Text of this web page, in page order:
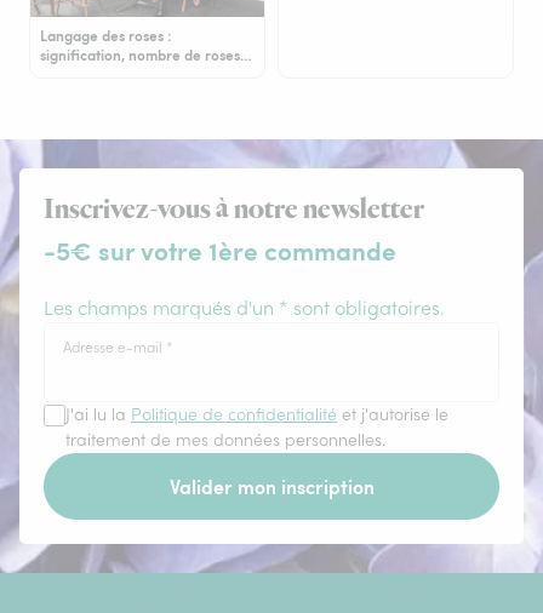
Langage des roses :
signification, nombre de roses…
Inscrivez-vous à notre newsletter
-5€ sur votre 1ère commande
Les champs marqués d'un * sont obligatoires.
Adresse e-mail *
J'ai lu la Politique de confidentialité et j'autorise le
traitement de mes données personnelles.
Valider mon inscription